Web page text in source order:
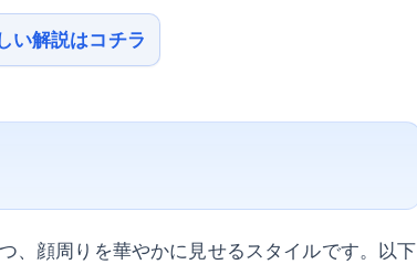
い解説はコチラ
、顔周りを華やかに見せるスタイルです。以下